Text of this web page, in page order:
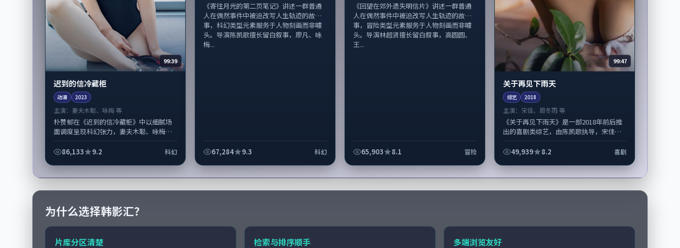
99:39
迟到的信冷藏柜
动漫 2023
主演： 妻夫木聪、咏梅 等
朴赞郁在《迟到的信冷藏柜》中以细腻场
面调度呈现科幻张力，妻夫木聪、咏梅领
在韩国完成制作协同，2023-03-...
86,133 9.2 科幻
《寄往月光的第二页笔记》讲述一群普通
人在偶然事件中被迫改写人生轨迹的故
事，科幻类型元素服务于人物刻画而非噱
头。导演陈凯歌擅长留白叙事，廖凡、咏
梅...
67,284 9.3 科幻
《回望在郊外遗失明信片》讲述一群普通
人在偶然事件中被迫改写人生轨迹的故
事，冒险类型元素服务于人物刻画而非噱
头。导演林超贤擅长留白叙事，高圆圆、
王...
65,903 8.1 冒险
99:47
关于再见下雨天
综艺 2018
主演： 宋佳、周冬雨 等
《关于再见下雨天》是一部2018年前后推
出的喜剧类综艺，由陈凯歌执导，宋佳、
戏份。故事围绕当代都市中的抉择与...
49,939 8.2 喜剧
为什么选择韩影汇？
片库分区清楚 检索与排序顺手 多端浏览友好